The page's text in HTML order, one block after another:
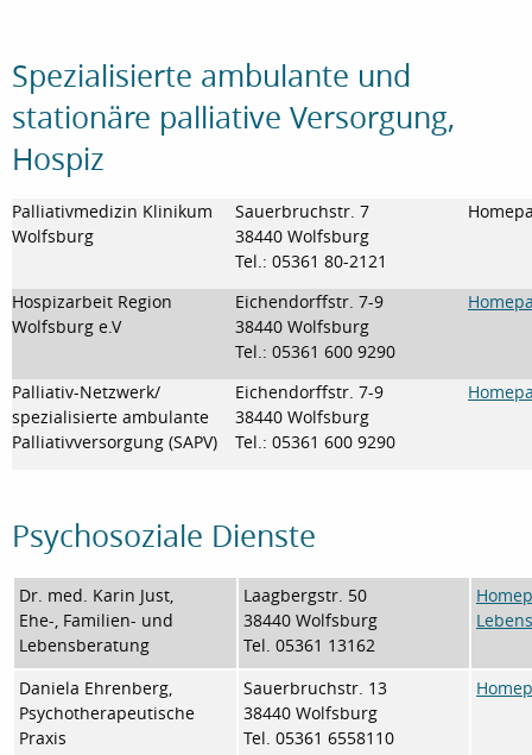
Spezialisierte ambulante und
stationäre palliative Versorgung,
Hospiz
Palliativmedizin Klinikum
Wolfsburg
Sauerbruchstr. 7
38440 Wolfsburg
Tel.: 05361 80-2121
Hospizarbeit Region
Wolfsburg e.V
Eichendorffstr. 7-9
38440 Wolfsburg
Tel.: 05361 600 9290
Palliativ-Netzwerk/
spezialisierte ambulante
Palliativversorgung (SAPV)
Eichendorffstr. 7-9
38440 Wolfsburg
Tel.: 05361 600 9290
Psychosoziale Dienste
Dr. med. Karin Just,
Ehe-, Familien- und
Lebensberatung
Laagbergstr. 50
38440 Wolfsburg
Tel. 05361 13162
Daniela Ehrenberg,
Psychotherapeutische
Praxis
Sauerbruchstr. 13
38440 Wolfsburg
Tel. 05361 6558110